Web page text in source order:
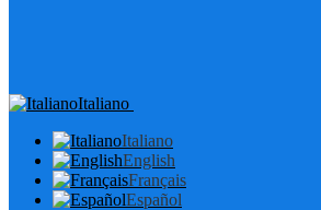
Italiano
Italiano
English
Français
Español